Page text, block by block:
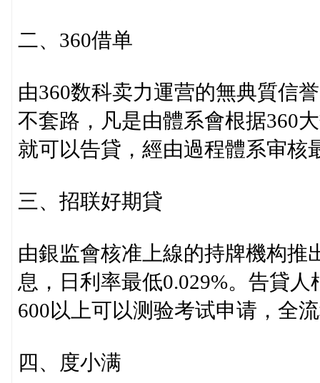
二、360借单
由360数科卖力運营的無典質信
不套路，凡是由體系會根据360
就可以告貸，經由過程體系审核
三、招联好期貸
由銀监會核准上線的持牌機构推
息，日利率最低0.029%。告貸
600以上可以测验考试申请，全
四、度小满